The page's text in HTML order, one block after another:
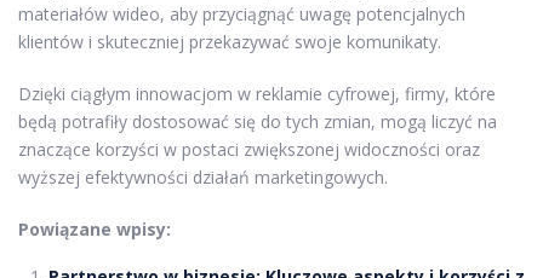
materiałów wideo, aby przyciągnąć uwagę potencjalnych
klientów i skuteczniej przekazywać swoje komunikaty.
Dzięki ciągłym innowacjom w reklamie cyfrowej, firmy, które
będą potrafiły dostosować się do tych zmian, mogą liczyć na
znaczące korzyści w postaci zwiększonej widoczności oraz
wyższej efektywności działań marketingowych.
Powiązane wpisy: